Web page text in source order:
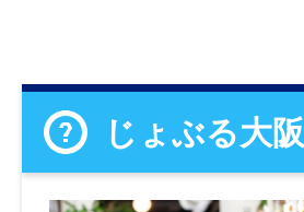
じょぶる大